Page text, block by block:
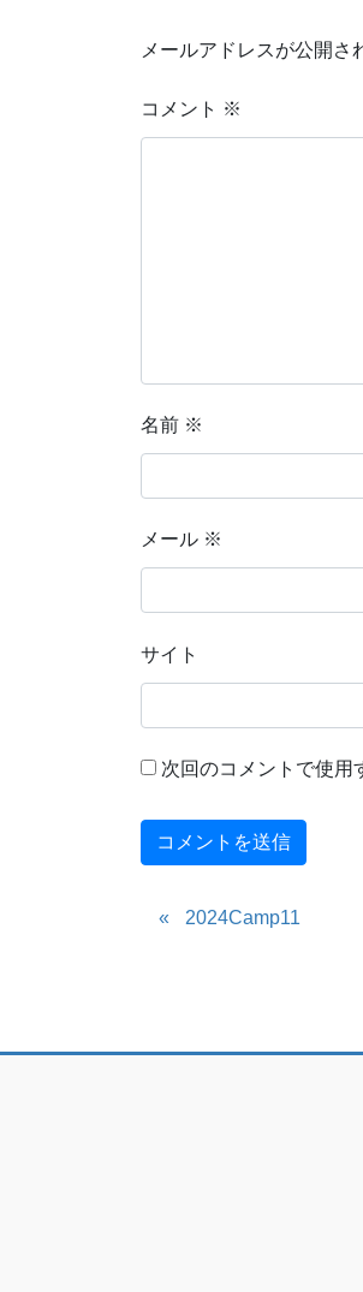
メールアドレスが公開さ
コメント ※
名前 ※
メール ※
サイト
次回のコメントで使用
2024Camp11